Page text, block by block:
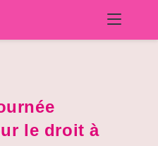
le droit à